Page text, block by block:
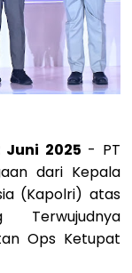
Juni 2025 - PT
dari Kepala
(Kapolri) atas
Terwujudnya
Ops Ketupat